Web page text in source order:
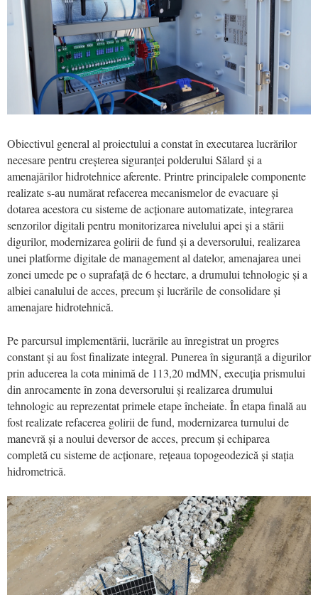
Obiectivul general al proiectului a constat în executarea lucrărilor
necesare pentru creșterea siguranței polderului Sălard și a
amenajărilor hidrotehnice aferente. Printre principalele componente
realizate s-au numărat refacerea mecanismelor de evacuare și
dotarea acestora cu sisteme de acționare automatizate, integrarea
senzorilor digitali pentru monitorizarea nivelului apei și a stării
digurilor, modernizarea golirii de fund și a deversorului, realizarea
unei platforme digitale de management al datelor, amenajarea unei
zonei umede pe o suprafață de 6 hectare, a drumului tehnologic și a
albiei canalului de acces, precum și lucrările de consolidare și
amenajare hidrotehnică.
Pe parcursul implementării, lucrările au înregistrat un progres
constant și au fost finalizate integral. Punerea în siguranță a digurilor
prin aducerea la cota minimă de 113,20 mdMN, execuția prismului
din anrocamente în zona deversorului și realizarea drumului
tehnologic au reprezentat primele etape încheiate. În etapa finală au
fost realizate refacerea golirii de fund, modernizarea turnului de
manevră și a noului deversor de acces, precum și echiparea
completă cu sisteme de acționare, rețeaua topogeodezică și stația
hidrometrică.